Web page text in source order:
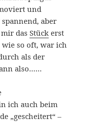
und
aber
mir dasStück erst
wie so oft, war ich
als der
also……
ich auch beim
„gescheitert“ –